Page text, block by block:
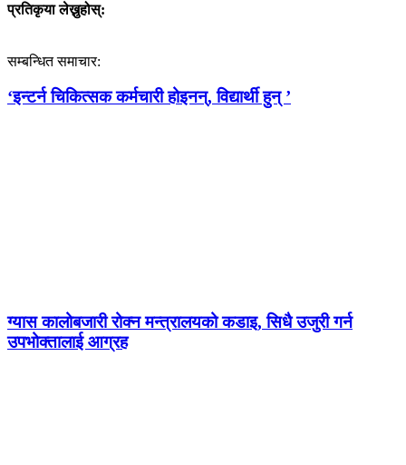
प्रतिकृया लेख्नुहोस्:
सम्बन्धित समाचार:
‘इन्टर्न चिकित्सक कर्मचारी होइनन्, विद्यार्थी हुन् ’
ग्यास कालोबजारी रोक्न मन्त्रालयको कडाइ, सिधै उजुरी गर्न
उपभोक्तालाई आग्रह